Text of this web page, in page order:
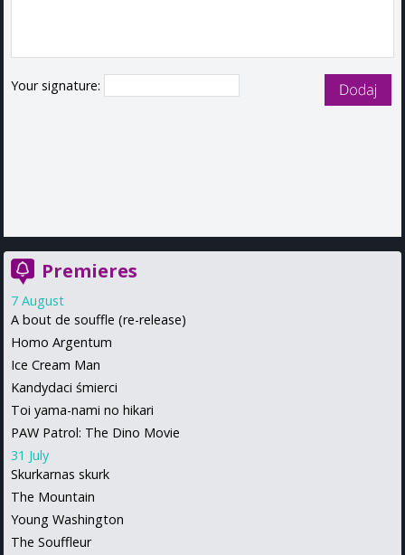
Your signature:
Premieres
7 August
A bout de souffle (re-release)
Homo Argentum
Ice Cream Man
Kandydaci śmierci
Toi yama-nami no hikari
PAW Patrol: The Dino Movie
31 July
Skurkarnas skurk
The Mountain
Young Washington
The Souffleur